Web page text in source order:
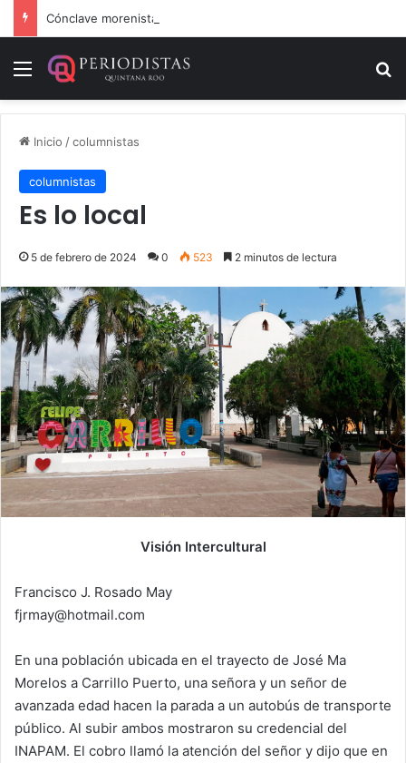
Cónclave morenista en el WTC de la CDMX
Menú
Inicio /columnistas
columnistas
Es lo local
5 de febrero de 2024 0 523 2 minutos de lectura
Visión Intercultural
Francisco J. Rosado May
fjrmay@hotmail.com
En una población ubicada en el trayecto de José Ma
Morelos a Carrillo Puerto, una señora y un señor de
avanzada edad hacen la parada a un autobús de transporte
público. Al subir ambos mostraron su credencial del
INAPAM. El cobro llamó la atención del señor y dijo que en